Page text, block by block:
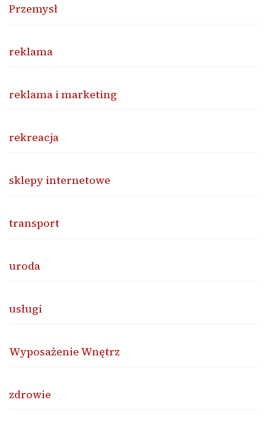
Przemysł
reklama
reklama i marketing
rekreacja
sklepy internetowe
transport
uroda
usługi
Wyposażenie Wnętrz
zdrowie